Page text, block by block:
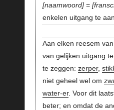
naamwoord =
enkelen uitgang te
Aan elken reesem
van gelijken uitgang
te zeggen: zerper,
niet geheel wel om
water-er. Voor dit
beter; en omdat de